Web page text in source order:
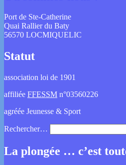
Port de Ste-Catherine
Quai Rallier du Baty
56570 LOCMIQUELIC
Statut
association loi de 1901
affiliée FFESSM n°03560226
agréée Jeunesse & Sport
Rechercher…
La plongée … c’est